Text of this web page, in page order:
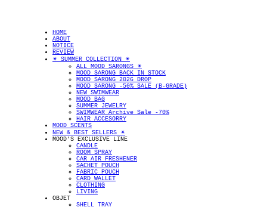
HOME
ABOUT
NOTICE
REVIEW
✴︎ SUMMER COLLECTION ✴︎
ALL MOOD SARONGS ✴︎
MOOD SARONG BACK IN STOCK
MOOD SARONG 2026 DROP
MOOD SARONG -50% SALE (B-GRADE)
NEW SWIMWEAR
MOOD BAG
SUMMER JEWELRY
SWIMWEAR Archive Sale -70%
HAIR ACCESORRY
MOOD SCENTS
NEW & BEST SELLERS ✴︎
MOOD'S EXCLUSIVE LINE
CANDLE
ROOM SPRAY
CAR AIR FRESHENER
SACHET POUCH
FABRIC POUCH
CARD WALLET
CLOTHING
LIVING
OBJET
SHELL TRAY